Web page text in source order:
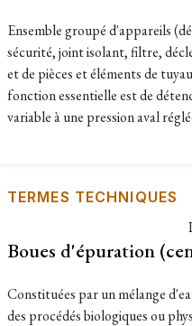
Ensemble groupé d'appareils
sécurité, joint isolant, filtre,
et de pièces et éléments de
fonction essentielle est de
variable à une pression aval
TERMES TECHNIQUES
Boues d'épuration
Constituées par un mélange
des procédés biologiques ou